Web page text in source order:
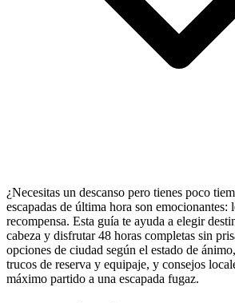
¿Necesitas un descanso pero tienes poco
escapadas de última hora son
recompensa. Esta guía te ayuda a elegir
cabeza y disfrutar 48 horas completas sin
opciones de ciudad según el estado de
trucos de reserva y equipaje, y consejos
máximo partido a una escapada fugaz.